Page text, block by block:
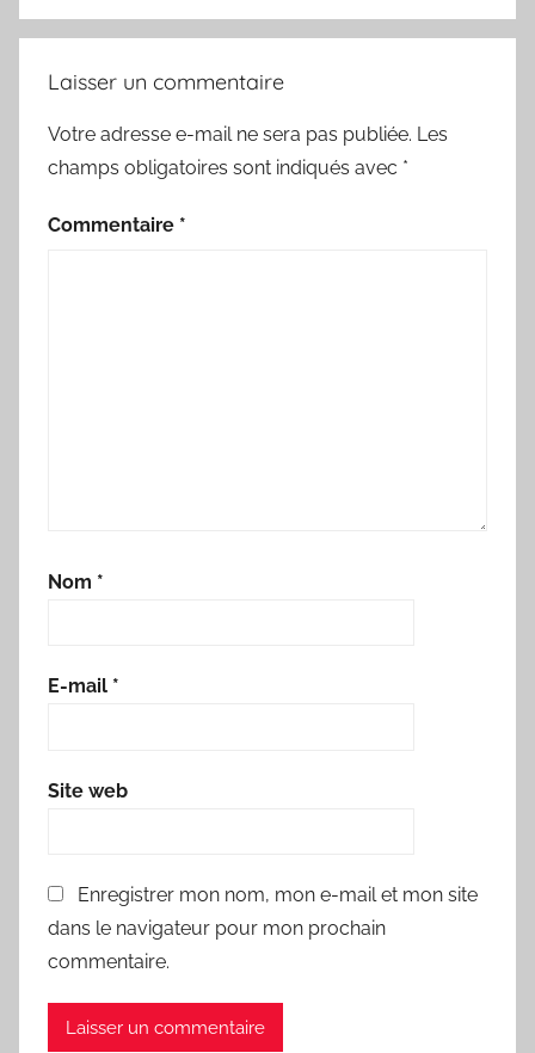
Laisser un commentaire
Votre adresse e-mail ne sera pas publiée. Les
champs obligatoires sont indiqués avec *
Commentaire *
Nom *
E-mail *
Site web
Enregistrer mon nom, mon e-mail et mon site
dans le navigateur pour mon prochain
commentaire.